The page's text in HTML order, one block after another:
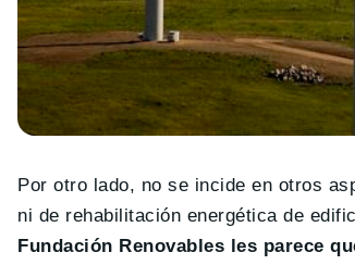
Por otro lado, no se incide en otros
ni de rehabilitación energética de
Fundación Renovables les parece